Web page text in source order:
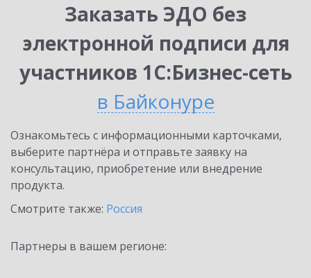
Заказать ЭДО без
электронной подписи для
участников 1С:Бизнес-сеть
в Байконуре
Ознакомьтесь с информационными карточками,
выберите партнёра и отправьте заявку на
консультацию, приобретение или внедрение
продукта.
Смотрите также: Россия
Партнеры в вашем регионе: